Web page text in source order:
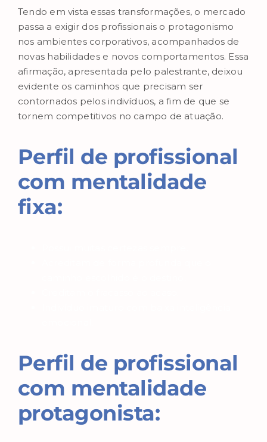
Tendo em vista essas transformações, o mercado
passa a exigir dos profissionais o protagonismo
nos ambientes corporativos, acompanhados de
novas habilidades e novos comportamentos. Essa
afirmação, apresentada pelo palestrante, deixou
evidente os caminhos que precisam ser
contornados pelos indivíduos, a fim de que se
tornem competitivos no campo de atuação.
Perfil de profissional
com mentalidade
fixa:
Perfil de profissional
com mentalidade
protagonista: